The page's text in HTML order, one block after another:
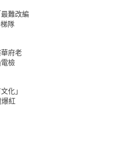
難改編
隊
府老
檢
文化」
爆紅